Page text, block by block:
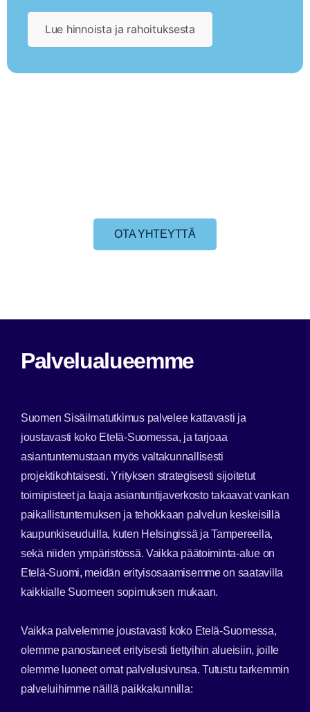
Lue hinnoista ja rahoituksesta
OTA YHTEYTTÄ
Palvelualueemme
Suomen Sisäilmatutkimus palvelee kattavasti ja
joustavasti koko Etelä-Suomessa, ja tarjoaa
asiantuntemustaan myös valtakunnallisesti
projektikohtaisesti. Yrityksen strategisesti sijoitetut
toimipisteet ja laaja asiantuntijaverkosto takaavat vankan
paikallistuntemuksen ja tehokkaan palvelun keskeisillä
kaupunkiseuduilla, kuten Helsingissä ja Tampereella,
sekä niiden ympäristössä. Vaikka päätoiminta-alue on
Etelä-Suomi, meidän erityisosaamisemme on saatavilla
kaikkialle Suomeen sopimuksen mukaan.
Vaikka palvelemme joustavasti koko Etelä-Suomessa,
olemme panostaneet erityisesti tiettyihin alueisiin, joille
olemme luoneet omat palvelusivunsa. Tutustu tarkemmin
palveluihimme näillä paikkakunnilla: